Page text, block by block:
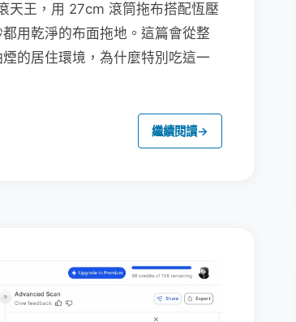
天王，用 27cm 滾筒拖布搭配恆壓
用乾淨的布面拖地。這篇會從整
的居住環境，為什麼特別吃這一
繼續閱讀→